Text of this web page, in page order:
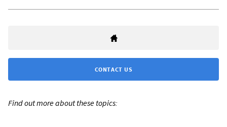
CONTACT US
Find out more about these topics: